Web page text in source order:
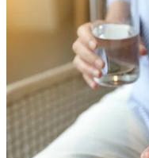
業界で選ぶ
カテゴリで選ぶ